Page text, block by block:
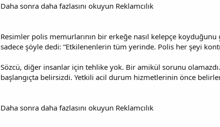
Daha sonra daha fazlasını okuyun Reklamcılık
Resimler polis memurlarının bir erkeğe nasıl kelepçe
sadece şöyle dedi: “Etkilenenlerin tüm yerinde. Polis her şeyi
Sözcü, diğer insanlar için tehlike yok. Bir amikül sorunu
başlangıçta belirsizdi. Yetkili acil durum hizmetlerinin önce
Daha sonra daha fazlasını okuyun Reklamcılık